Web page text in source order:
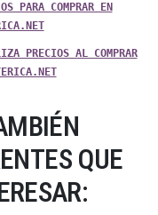
PARA COMPRAR EN
PRECIOS AL COMPRAR
QUE